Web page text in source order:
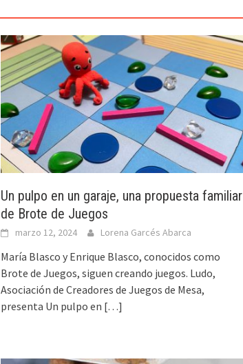
Un pulpo en un garaje, una propuesta familiar
de Brote de Juegos
marzo 12, 2024 Lorena Garcés Abarca
María Blasco y Enrique Blasco, conocidos como
Brote de Juegos, siguen creando juegos. Ludo,
Asociación de Creadores de Juegos de Mesa,
presenta Un pulpo en […]